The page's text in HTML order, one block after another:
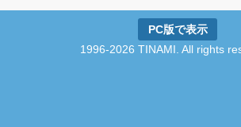
PC版で表示
1996-2026 TINAMI. All rights